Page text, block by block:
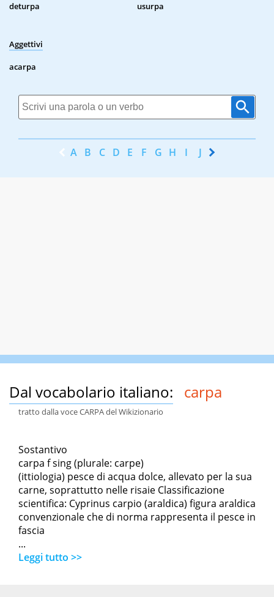
deturpa
usurpa
Aggettivi
acarpa
A B C D E F G H I J K
Dal vocabolario italiano: carpa
tratto dalla voce CARPA del Wikizionario
Sostantivo
carpa f sing (plurale: carpe)
(ittiologia) pesce di acqua dolce, allevato per la sua
carne, soprattutto nelle risaie Classificazione
scientifica: Cyprinus carpio (araldica) figura araldica
convenzionale che di norma rappresenta il pesce in
fascia
...
Leggi tutto >>